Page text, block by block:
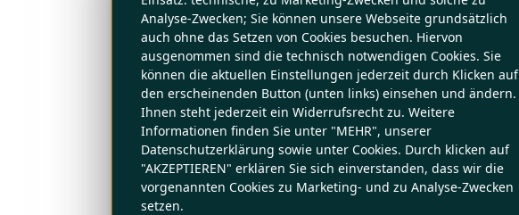
Analyse-Zwecken; Sie können unsere Webseite grundsätzlich
auch ohne das Setzen von Cookies besuchen. Hiervon
ausgenommen sind die technisch notwendigen Cookies. Sie
können die aktuellen Einstellungen jederzeit durch Klicken auf
den erscheinenden Button (unten links) einsehen und ändern.
Ihnen steht jederzeit ein Widerrufsrecht zu. Weitere
Informationen finden Sie unter "MEHR", unserer
Datenschutzerklärung sowie unter Cookies. Durch klicken auf
"AKZEPTIEREN" erklären Sie sich einverstanden, dass wir die
vorgenannten Cookies zu Marketing- und zu Analyse-Zwecken
setzen.